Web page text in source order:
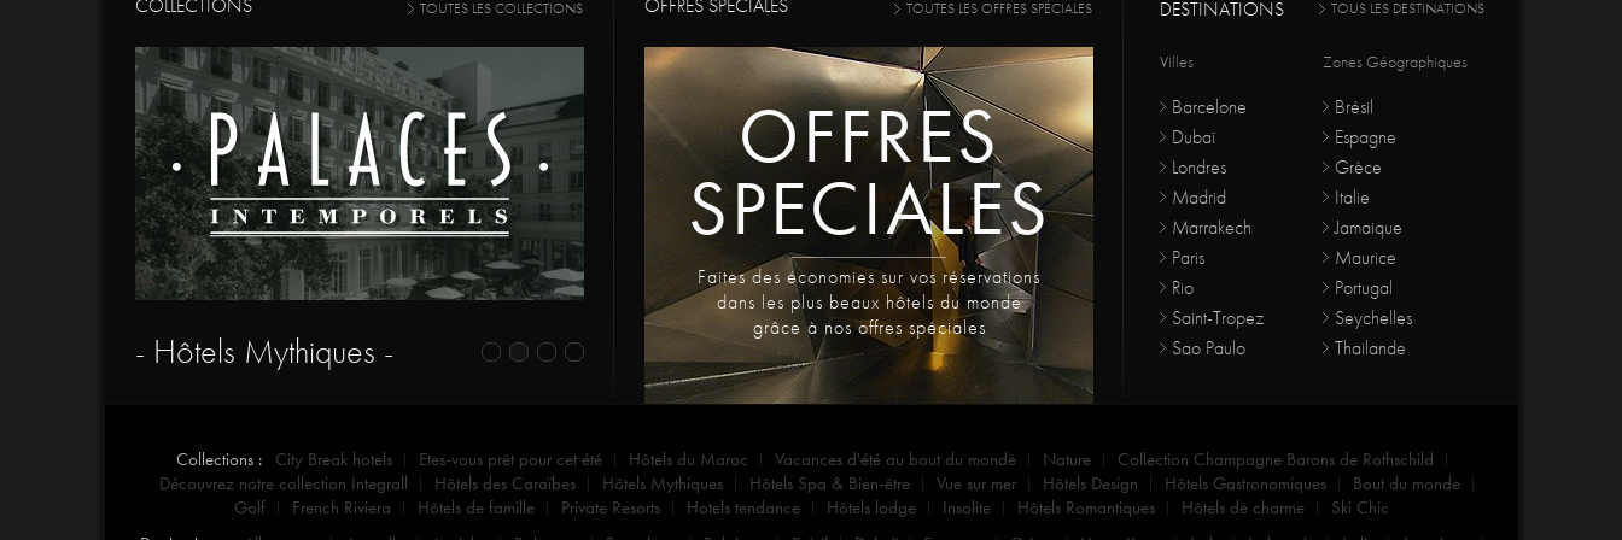
COLLECTIONS TOUTES LES COLLECTIONS
- Hôtels Mythiques -
OFFRES SPECIALES TOUTES LES OFFRES SPÉCIALES
OFFRES
SPECIALES
Faites des économies sur vos réservations
dans les plus beaux hôtels du monde
grâce à nos offres spéciales
DESTINATIONS TOUS LES DESTINATIONS
Villes
Barcelone
Dubaï
Londres
Madrid
Marrakech
Paris
Rio
Saint-Tropez
Sao Paulo
Zones Géographiques
Brésil
Espagne
Grèce
Italie
Jamaique
Maurice
Portugal
Seychelles
Thailande
Collections : City Break hotels Etes-vous prêt pour cet été Hôtels du Maroc Vacances d'été au bout du monde Nature
Collection Champagne Barons de Rothschild
Découvrez notre collection Integrall
Hôtels des Caraïbes Hôtels Mythiques Hôtels Spa & Bien-être Vue sur mer Hôtels Design Hôtels Gastronomiques
Bout du monde
Golf
French Riviera Hôtels de famille Private Resorts Hotels tendance Hôtels lodge Insolite Hôtels Romantiques Hôtels de charme
Ski Chic